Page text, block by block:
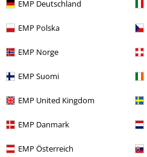
EMP Deutschland
EMP Polska
EMP Norge
EMP Suomi
EMP United Kingdom
EMP Danmark
EMP Österreich
Qualität
Design
Passform
zu eng
perfekt
Länge